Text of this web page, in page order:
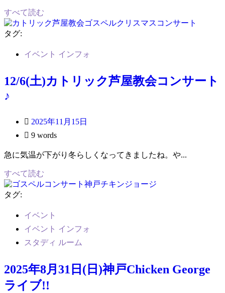
すべて読む
タグ:
イベント インフォ
12/6(土)カトリック芦屋教会コンサート
♪
2025年11月15日
9 words
急に気温が下がり冬らしくなってきましたね。や...
すべて読む
タグ:
イベント
イベント インフォ
スタディ ルーム
2025年8月31日(日)神戸Chicken George
ライブ!!